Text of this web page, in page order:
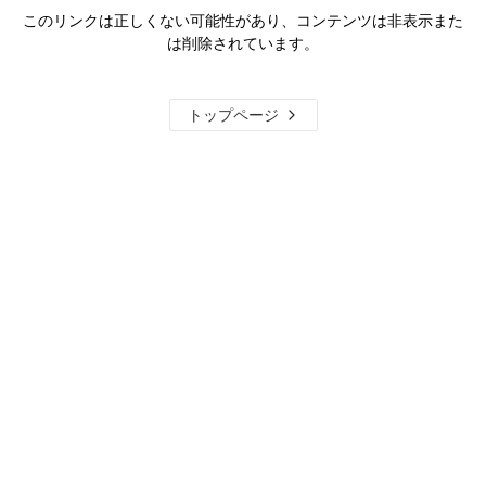
このリンクは正しくない可能性があり、コンテンツは非表示また
は削除されています。
トップページ